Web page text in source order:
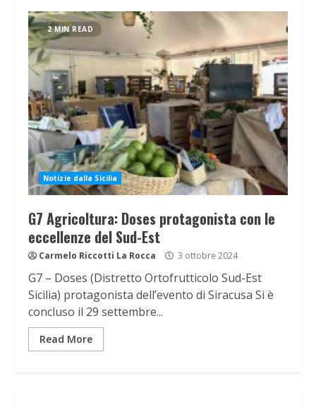
2 MIN READ
Notizie dalla Sicilia
G7 Agricoltura: Doses protagonista con le
eccellenze del Sud-Est
Carmelo Riccotti La Rocca 3 ottobre 2024
G7 – Doses (Distretto Ortofrutticolo Sud-Est
Sicilia) protagonista dell’evento di Siracusa Si è
concluso il 29 settembre...
Read More